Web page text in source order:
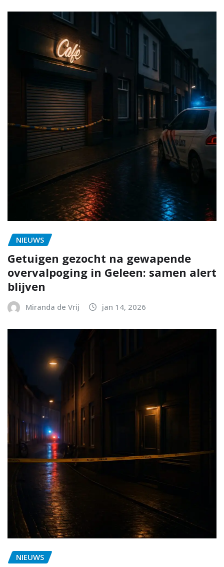
NIEUWS
Getuigen gezocht na gewapende
overvalpoging in Geleen: samen alert
blijven
Miranda de Vrij jan 14, 2026
NIEUWS